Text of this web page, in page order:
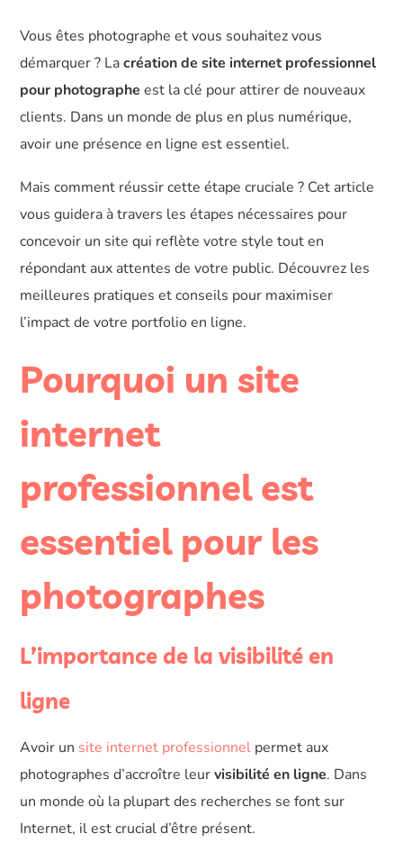
Vous êtes photographe et vous souhaitez vous
démarquer ? Lacréation de site internet professionnel
pour photographe est la clé pour attirer de nouveaux
clients. Dans un monde de plus en plus numérique,
avoir une présence en ligne est essentiel.
Mais comment réussir cette étape cruciale ? Cet article
vous guidera à travers les étapes nécessaires pour
concevoir un site qui reflète votre style tout en
répondant aux attentes de votre public. Découvrez les
meilleures pratiques et conseils pour maximiser
l’impact de votre portfolio en ligne.
Pourquoi un site
internet
professionnel est
essentiel pour les
photographes
L’importance de la visibilité en
ligne
Avoir un site internet professionnel permet aux
photographes d’accroître leurvisibilité en ligne. Dans
un monde où la plupart des recherches se font sur
Internet, il est crucial d’être présent.